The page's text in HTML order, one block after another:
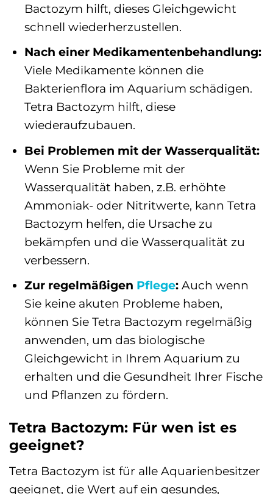
Bactozym hilft, dieses Gleichgewicht
schnell wiederherzustellen.
Nach einer Medikamentenbehandlung:
Viele Medikamente können die
Bakterienflora im Aquarium schädigen.
Tetra Bactozym hilft, diese
wiederaufzubauen.
Bei Problemen mit der Wasserqualität:
Wenn Sie Probleme mit der
Wasserqualität haben, z.B. erhöhte
Ammoniak- oder Nitritwerte, kann Tetra
Bactozym helfen, die Ursache zu
bekämpfen und die Wasserqualität zu
verbessern.
Zur regelmäßigen Pflege:Auch wenn
Sie keine akuten Probleme haben,
können Sie Tetra Bactozym regelmäßig
anwenden, um das biologische
Gleichgewicht in Ihrem Aquarium zu
erhalten und die Gesundheit Ihrer Fische
und Pflanzen zu fördern.
Tetra Bactozym: Für wen ist es
geeignet?
Tetra Bactozym ist für alle Aquarienbesitzer
geeignet, die Wert auf ein gesundes,